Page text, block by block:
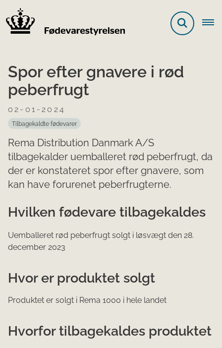
Spor efter gnavere i rød
peberfrugt
02-01-2024
Tilbagekaldte fødevarer
Rema Distribution Danmark A/S
tilbagekalder uemballeret rød peberfrugt, da
der er konstateret spor efter gnavere, som
kan have forurenet peberfrugterne.
Hvilken fødevare tilbagekaldes
Uemballeret rød peberfrugt solgt i løsvægt den 28.
december 2023
Hvor er produktet solgt
Produktet er solgt i Rema 1000 i hele landet
Hvorfor tilbagekaldes produktet